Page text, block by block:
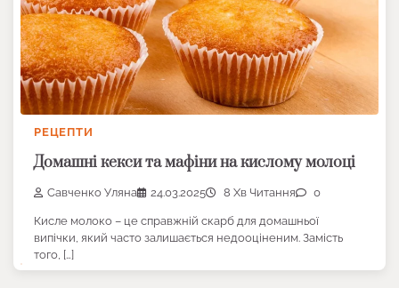
РЕЦЕПТИ
Домашні кекси та мафіни на кислому молоці
Савченко Уляна 24.03.2025 8 Хв Читання 0
Кисле молоко – це справжній скарб для домашньої
випічки, який часто залишається недооціненим. Замість
того, […]